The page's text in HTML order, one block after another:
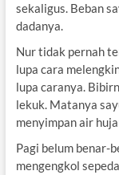
sekaligus. Beban
dadanya.
Nur tidak pernah
lupa cara
lupa caranya.
lekuk. Matanya
menyimpan air
Pagi belum benar-
mengengkol